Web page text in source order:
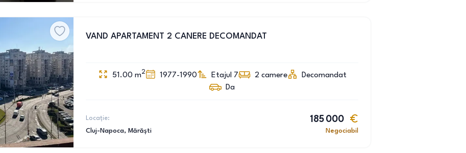
VAND APARTAMENT 2 CANERE DECOMANDAT
51.00 m2 1977-1990 Etajul 7 2 camere
Decomandat
Da
Locație:
Cluj-Napoca, Mărăști
185 000
Negociabil